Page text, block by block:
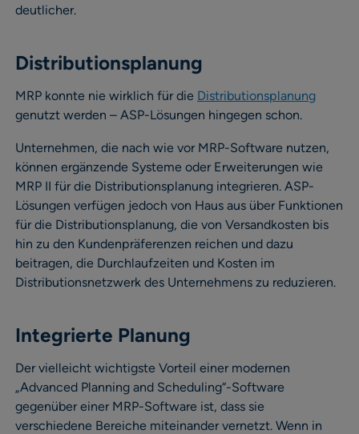
deutlicher.
Distributionsplanung
MRP konnte nie wirklich für die Distributionsplanung
genutzt werden – ASP-Lösungen hingegen schon.
Unternehmen, die nach wie vor MRP-Software nutzen,
können ergänzende Systeme oder Erweiterungen wie
MRP II für die Distributionsplanung integrieren. ASP-
Lösungen verfügen jedoch von Haus aus über Funktionen
für die Distributionsplanung, die von Versandkosten bis
hin zu den Kundenpräferenzen reichen und dazu
beitragen, die Durchlaufzeiten und Kosten im
Distributionsnetzwerk des Unternehmens zu reduzieren.
Integrierte Planung
Der vielleicht wichtigste Vorteil einer modernen
„Advanced Planning and Scheduling“-Software
gegenüber einer MRP-Software ist, dass sie
verschiedene Bereiche miteinander vernetzt. Wenn in